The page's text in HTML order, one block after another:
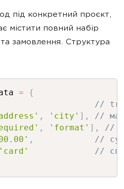
під конкретний проєкт,
містити повний набір
замовлення. Структура
=
{
//
, 'city' ] ,
//
, 'format' ] ,
//
,
//
'card'
//